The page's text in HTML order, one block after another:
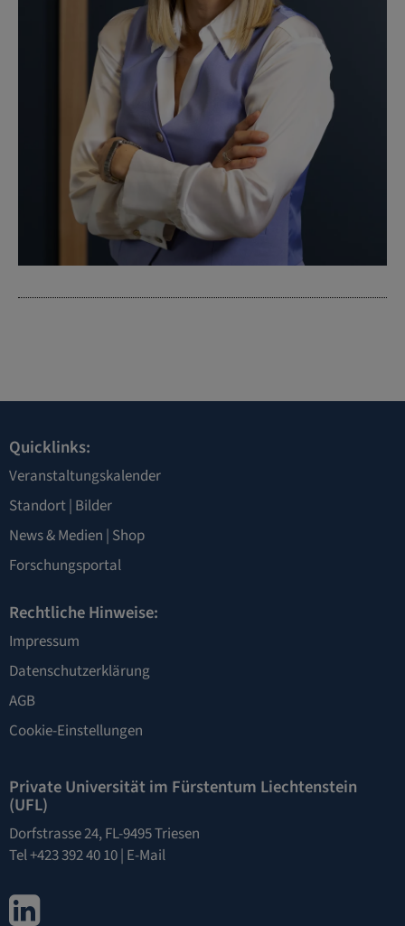
Quicklinks:
Veranstaltungskalender
Standort| Bilder
News & Medien | Shop
Forschungsportal
Rechtliche Hinweise:
Impressum
Datenschutzerklärung
AGB
Cookie-Einstellungen
Private Universität im Fürstentum Liechtenstein
(UFL)
Dorfstrasse 24, FL-9495 Triesen
Tel +423 392 40 10 | E-Mail
LinkedIn